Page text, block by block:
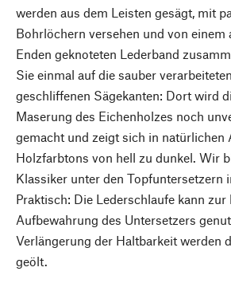
werden aus dem Leisten gesägt, mit
Bohrlöchern versehen und von einem
Enden geknoteten Lederband
Sie einmal auf die sauber
geschliffenen Sägekanten: Dort wird
Maserung des Eichenholzes noch
gemacht und zeigt sich in natürlichen
Holzfarbtons von hell zu dunkel. Wir
Klassiker unter den Topfuntersetzern
Praktisch: Die Lederschlaufe kann zur
Aufbewahrung des Untersetzers
Verlängerung der Haltbarkeit werden
geölt.